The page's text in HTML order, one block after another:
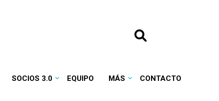
SOCIOS 3.0 EQUIPO MÁS CONTACTO